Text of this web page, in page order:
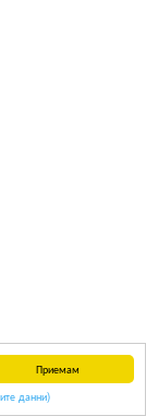
Приемам
данни)